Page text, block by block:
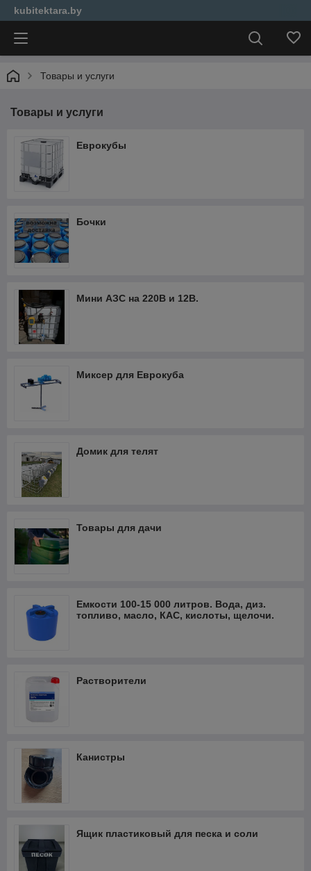
kubitektara.by
Товары и услуги
Товары и услуги
Еврокубы
Бочки
Мини АЗС на 220В и 12В.
Миксер для Еврокуба
Домик для телят
Товары для дачи
Емкости 100-15 000 литров. Вода, диз.
топливо, масло, КАС, кислоты, щелочи.
Растворители
Канистры
Ящик пластиковый для песка и соли